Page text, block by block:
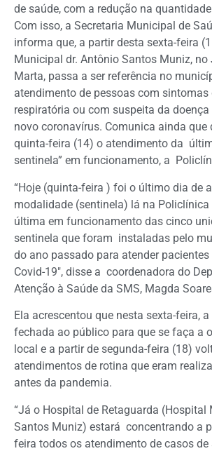
de saúde, com a redução na
Com isso, a Secretaria Municipal de
informa que, a partir desta sexta-feira
Municipal dr. Antônio Santos Muniz,
Marta, passa a ser referência no
atendimento de pessoas com sintomas
respiratória ou com suspeita da
novo coronavírus. Comunica ainda que
quinta-feira (14) o atendimento da
sentinela” em funcionamento, a
“Hoje (quinta-feira ) foi o último dia de
modalidade (sentinela) lá na Policlínica
última em funcionamento das cinco
sentinela que foram instaladas pelo
do ano passado para atender
Covid-19″, disse a coordenadora do
Atenção à Saúde da SMS, Magda
Ela acrescentou que nesta sexta-feira,
fechada ao público para que se faça a
local e a partir de segunda-feira (18)
atendimentos de rotina que eram
antes da pandemia.
“Já o Hospital de Retaguarda
Santos Muniz) estará concentrando a
feira todos os atendimento de casos